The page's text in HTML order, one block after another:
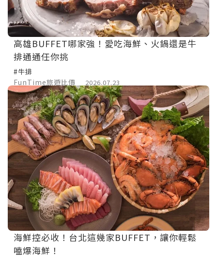
高雄BUFFET哪家強！愛吃海鮮、火鍋還是牛
排通通任你挑
#牛排
FunTime旅遊比價
2026.07.23
海鮮控必收！台北這幾家BUFFET，讓你輕鬆
嗑爆海鮮！